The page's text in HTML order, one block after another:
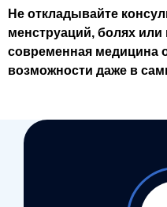
Не откладывайте
менструаций, болях
современная медицина
возможности даже в